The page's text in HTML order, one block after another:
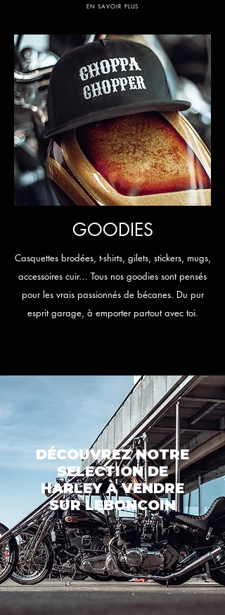
EN SAVOIR PLUS
GOODIES
Casquettes brodées, t-shirts, gilets, stickers, mugs,
accessoires cuir… Tous nos goodies sont pensés
pour les vrais passionnés de bécanes. Du pur
esprit garage, à emporter partout avec toi.
DÉCOUVREZ NOTRE
SELECTION DE
HARLEY À VENDRE
SUR LEBONCOIN
Je découvre